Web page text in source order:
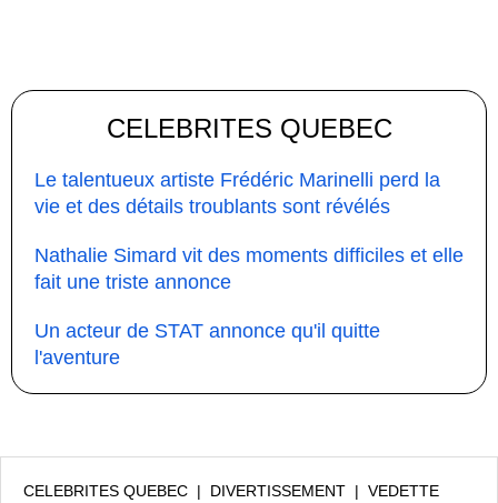
CELEBRITES QUEBEC
Le talentueux artiste Frédéric Marinelli perd la
vie et des détails troublants sont révélés
Nathalie Simard vit des moments difficiles et elle
fait une triste annonce
Un acteur de STAT annonce qu'il quitte
l'aventure
CELEBRITES QUEBEC | DIVERTISSEMENT | VEDETTE